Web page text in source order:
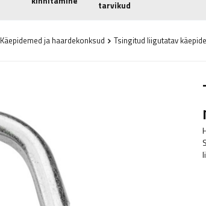
tarvikud
Käepidemed ja haardekonksud Tsingitud liigutatav